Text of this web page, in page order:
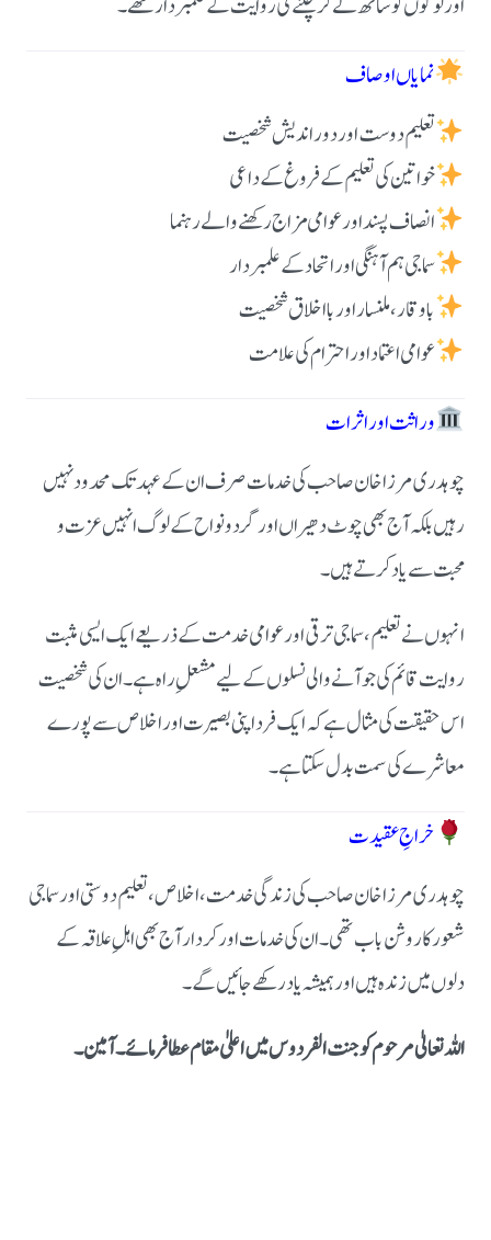
نمایاں اوصاف
تعلیم دوست اور دور اندیش شخصیت
خواتین کی تعلیم کے فروغ کے داعی
انصاف پسند اور عوامی مزاج رکھنے والے رہنما
سماجی ہم آہنگی اور اتحاد کے علمبردار
باوقار، ملنسار اور بااخلاق شخصیت
عوامی اعتماد اور احترام کی علامت
وراثت اور اثرات
چوہدری مرزا خان صاحب کی خدمات صرف ان کے عہد تک محدود نہیں
رہیں بلکہ آج بھی چوٹ دھیراں اور گرد و نواح کے لوگ انہیں عزت و
محبت سے یاد کرتے ہیں۔
انہوں نے تعلیم، سماجی ترقی اور عوامی خدمت کے ذریعے ایک ایسی مثبت
روایت قائم کی جو آنے والی نسلوں کے لیے مشعلِ راہ ہے۔ ان کی شخصیت
اس حقیقت کی مثال ہے کہ ایک فرد اپنی بصیرت اور اخلاص سے پورے
معاشرے کی سمت بدل سکتا ہے۔
خراجِ عقیدت
چوہدری مرزا خان صاحب کی زندگی خدمت، اخلاص، تعلیم دوستی اور سماجی
شعور کا روشن باب تھی۔ ان کی خدمات اور کردار آج بھی اہلِ علاقہ کے
دلوں میں زندہ ہیں اور ہمیشہ یاد رکھے جائیں گے۔
اللہ تعالیٰ مرحوم کو جنت الفردوس میں اعلیٰ مقام عطا فرمائے۔ آمین۔